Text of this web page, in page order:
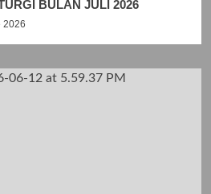
BULAN JULI 2026
2026